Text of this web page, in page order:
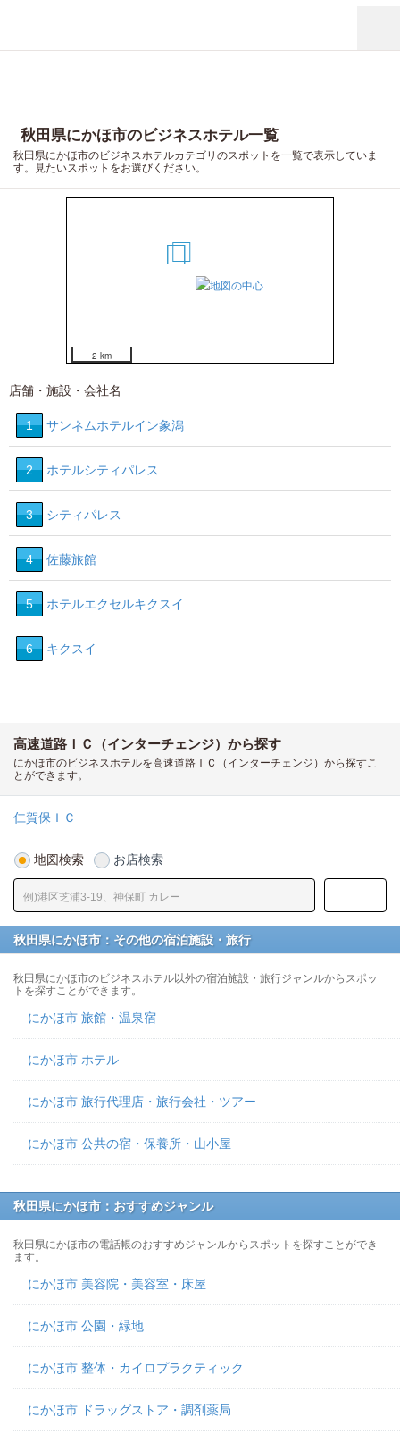
秋田県にかほ市のビジネスホテル一覧
秋田県にかほ市のビジネスホテルカテゴリのスポットを一覧で表示していま
す。見たいスポットをお選びください。
2 km
店舗・施設・会社名
1 サンネムホテルイン象潟
2 ホテルシティパレス
3 シティパレス
4 佐藤旅館
5 ホテルエクセルキクスイ
6 キクスイ
高速道路ＩＣ（インターチェンジ）から探す
にかほ市のビジネスホテルを高速道路ＩＣ（インターチェンジ）から探すこ
とができます。
仁賀保ＩＣ
地図検索 お店検索
秋田県にかほ市：その他の宿泊施設・旅行
秋田県にかほ市のビジネスホテル以外の宿泊施設・旅行ジャンルからスポッ
トを探すことができます。
にかほ市 旅館・温泉宿
にかほ市 ホテル
にかほ市 旅行代理店・旅行会社・ツアー
にかほ市 公共の宿・保養所・山小屋
秋田県にかほ市：おすすめジャンル
秋田県にかほ市の電話帳のおすすめジャンルからスポットを探すことができ
ます。
にかほ市 美容院・美容室・床屋
にかほ市 公園・緑地
にかほ市 整体・カイロプラクティック
にかほ市 ドラッグストア・調剤薬局